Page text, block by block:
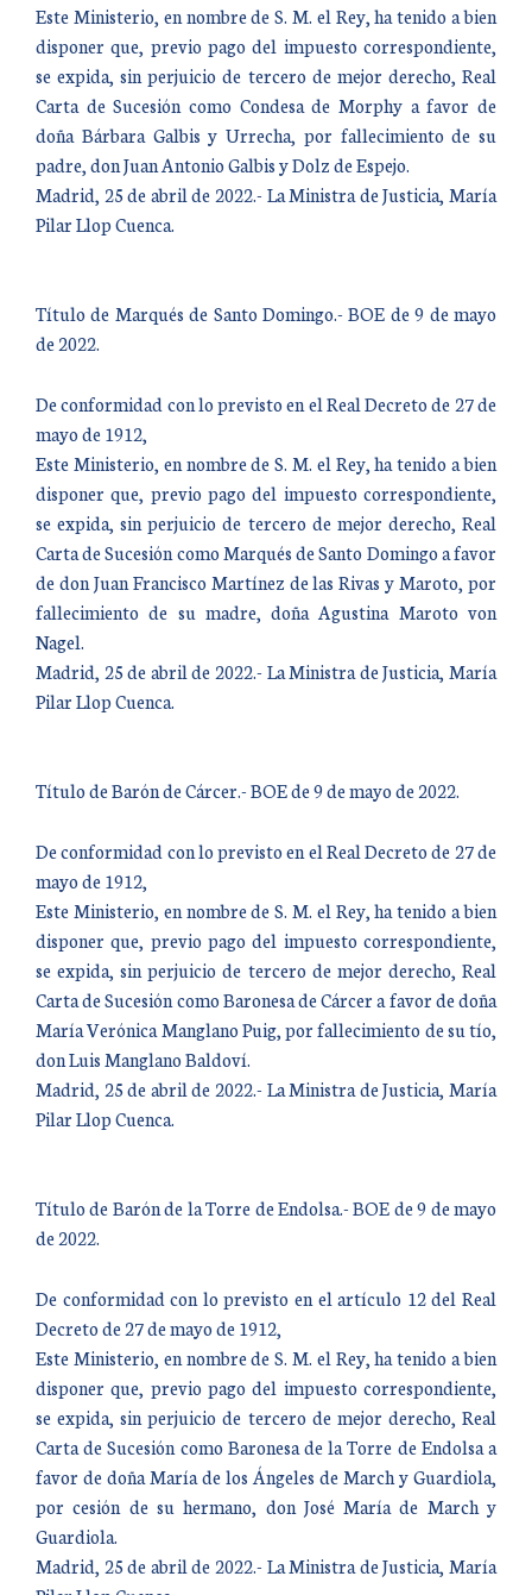
Este Ministerio, en nombre de S. M. el Rey, ha tenido a bien
disponer que, previo pago del impuesto correspondiente,
se expida, sin perjuicio de tercero de mejor derecho, Real
Carta de Sucesión como Condesa de Morphy a favor de
doña Bárbara Galbis y Urrecha, por fallecimiento de su
padre, don Juan Antonio Galbis y Dolz de Espejo.
Madrid, 25 de abril de 2022.- La Ministra de Justicia, María
Pilar Llop Cuenca.
Título de Marqués de Santo Domingo.- BOE de 9 de mayo
de 2022.
De conformidad con lo previsto en el Real Decreto de 27 de
mayo de 1912,
Este Ministerio, en nombre de S. M. el Rey, ha tenido a bien
disponer que, previo pago del impuesto correspondiente,
se expida, sin perjuicio de tercero de mejor derecho, Real
Carta de Sucesión como Marqués de Santo Domingo a favor
de don Juan Francisco Martínez de las Rivas y Maroto, por
fallecimiento de su madre, doña Agustina Maroto von
Nagel.
Madrid, 25 de abril de 2022.- La Ministra de Justicia, María
Pilar Llop Cuenca.
Título de Barón de Cárcer.- BOE de 9 de mayo de 2022.
De conformidad con lo previsto en el Real Decreto de 27 de
mayo de 1912,
Este Ministerio, en nombre de S. M. el Rey, ha tenido a bien
disponer que, previo pago del impuesto correspondiente,
se expida, sin perjuicio de tercero de mejor derecho, Real
Carta de Sucesión como Baronesa de Cárcer a favor de doña
María Verónica Manglano Puig, por fallecimiento de su tío,
don Luis Manglano Baldoví.
Madrid, 25 de abril de 2022.- La Ministra de Justicia, María
Pilar Llop Cuenca.
Título de Barón de la Torre de Endolsa.- BOE de 9 de mayo
de 2022.
De conformidad con lo previsto en el artículo 12 del Real
Decreto de 27 de mayo de 1912,
Este Ministerio, en nombre de S. M. el Rey, ha tenido a bien
disponer que, previo pago del impuesto correspondiente,
se expida, sin perjuicio de tercero de mejor derecho, Real
Carta de Sucesión como Baronesa de la Torre de Endolsa a
favor de doña María de los Ángeles de March y Guardiola,
por cesión de su hermano, don José María de March y
Guardiola.
Madrid, 25 de abril de 2022.- La Ministra de Justicia, María